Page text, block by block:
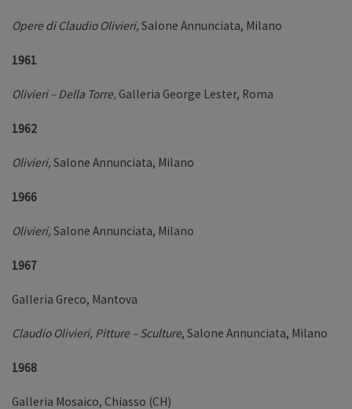
Opere di Claudio Olivieri, Salone Annunciata, Milano
1961
Olivieri – Della Torre, Galleria George Lester, Roma
1962
Olivieri, Salone Annunciata, Milano
1966
Olivieri, Salone Annunciata, Milano
1967
Galleria Greco, Mantova
Claudio Olivieri, Pitture – Sculture, Salone Annunciata, Milano
1968
Galleria Mosaico, Chiasso (CH)